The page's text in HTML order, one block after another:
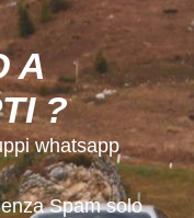
A
?
whatsapp
Spam solo